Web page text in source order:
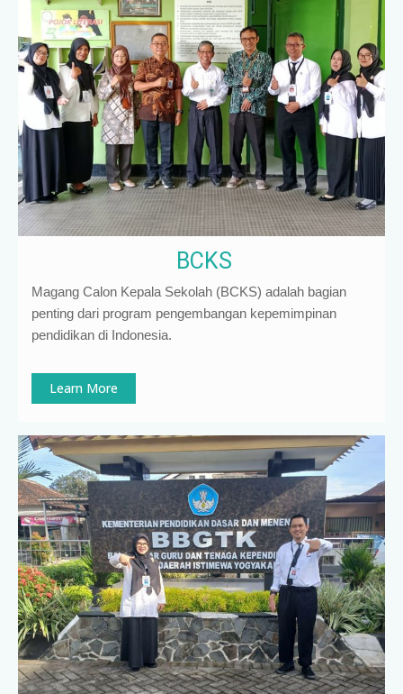
BCKS
Magang Calon Kepala Sekolah (BCKS) adalah bagian
penting dari program pengembangan kepemimpinan
pendidikan di Indonesia.
Learn More